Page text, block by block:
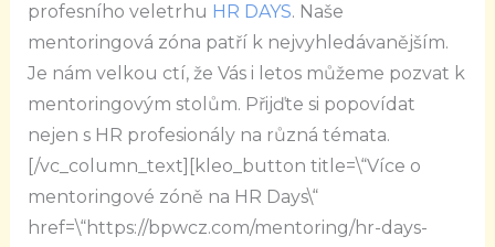
profesního veletrhu HR DAYS. Naše
mentoringová zóna patří k nejvyhledávanějším.
Je nám velkou ctí, že Vás i letos můžeme pozvat k
mentoringovým stolům. Přijďte si popovídat
nejen s HR profesionály na různá témata.
[/vc_column_text][kleo_button title=\“Více o
mentoringové zóně na HR Days\“
href=\“https://bpwcz.com/mentoring/hr-days-